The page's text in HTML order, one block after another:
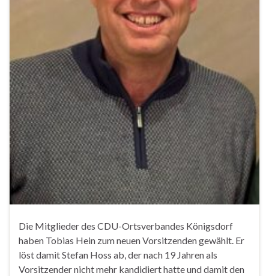
Die Mitglieder des CDU-Ortsverbandes Königsdorf
haben Tobias Hein zum neuen Vorsitzenden gewählt. Er
löst damit Stefan Hoss ab, der nach 19 Jahren als
Vorsitzender nicht mehr kandidiert hatte und damit den